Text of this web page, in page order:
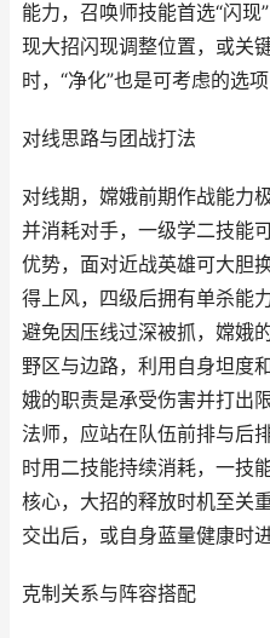
能力，召唤师技能首选“闪
现大招闪现调整位置，或关
时，“净化”也是可考虑的选
对线思路与团战打法
对线期，嫦娥前期作战能力
并消耗对手，一级学二技能
优势，面对近战英雄可大胆
得上风，四级后拥有单杀能
避免因压线过深被抓，嫦娥
野区与边路，利用自身坦度
娥的职责是承受伤害并打出
法师，应站在队伍前排与后
时用二技能持续消耗，一技
核心，大招的释放时机至关
交出后，或自身蓝量健康时
克制关系与阵容搭配